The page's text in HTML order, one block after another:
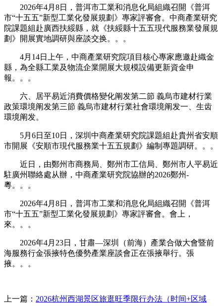
2026年4月8日，普洱市工業和消息化局組織召開《普洱
市“十五五”新型工業化發展規劃》專家評審會。中商產業研究
院課題組赴廣西扶綏縣，就《扶綏縣十五五現代服務業發展規
劃》開展實地調研與座談交换。。。
4月14日上午，中商產業研究院項目核心專家應邀赴織金
縣，為全縣工業及物流企業開展大規模設備更新資金申
報。。。
六、居平易近消費價格變化阐发第二節 義烏市建材行業
政策環境阐发第三節 義烏市建材行業社會環境阐发一、生齿
環境阐发。
5月6日至10日，深圳中商產業研究院課題組赴貴州省安順
市開展《安順市現代服務業十五五規劃》編制專題調研。。。
近日，由鄭州市商務局、鄭州市工信局、鄭州市人平易近
駐廣州聯絡處从辦，中商產業研究院協辦的2026鄭州-
粵。。。
2026年4月8日，普洱市工業和消息化局組織召開《普洱
市“十五五”新型工業化發展規劃》專家評審會。會上，
來。。。
2026年4月23日，甘肅—深圳（前海）產業合做大會暨前
海服務行金張掖特色優勢產業座談會正在張掖舉行。張
掖。。。
上一篇： 2026杭州西湖景区旅逛旺季限行办法（时间+区域